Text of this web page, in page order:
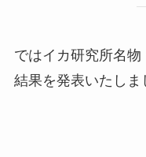
ではイカ研究所名物
結果を発表いたしま